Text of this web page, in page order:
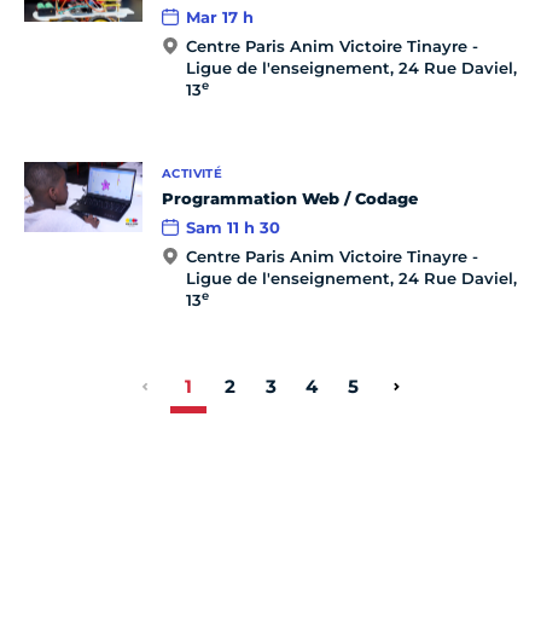
Mar 17 h
Centre Paris Anim Victoire Tinayre -
Ligue de l'enseignement, 24 Rue Daviel,
13e
ACTIVITÉ
Programmation Web / Codage
Sam 11 h 30
Centre Paris Anim Victoire Tinayre -
Ligue de l'enseignement, 24 Rue Daviel,
13e
1 2 3 4 5